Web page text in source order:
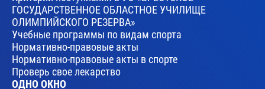
ГОСУДАРСТВЕННОЕ ОБЛАСТНОЕ УЧИЛИЩЕ
ОЛИМПИЙСКОГО РЕЗЕРВА»
Учебные программы по видам спорта
Нормативно-правовые акты
Нормативно-правовые акты в спорте
Проверь свое лекарство
ОДНО ОКНО